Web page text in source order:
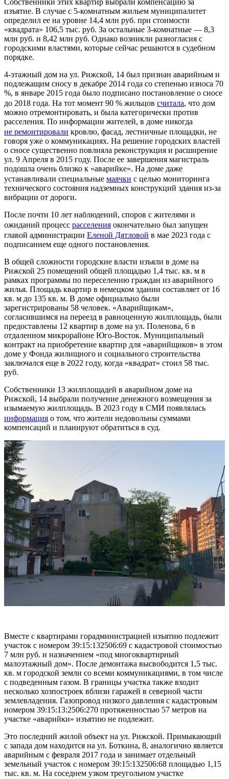
изъятие. В случае с 5-комнатным жильем муниципалитет
определил ее на уровне 14,4 млн руб. при стоимости
«квадрата» 106,5 тыс. руб. За остальные 3-комнатные — 8,3
млн руб. и 8,42 млн руб. Однако возникли разногласия с
городскими властями, которые сейчас решаются в судебном
порядке.
4-этажный дом на ул. Рижской, 14 был признан аварийным и
подлежащим сносу в декабре 2014 года со степенью износа 70
%, в январе 2015 года было подписано постановление о сносе
до 2018 года. На тот момент 90 % жильцов считала, что дом
можно отремонтировать, и была категорически против
расселения. По информации жителей, в доме никогда
не ремонтировали кровлю, фасад, лестничные площадки, не
говоря уже о коммуникациях. На решение городских властей
о сносе существенно повлияла реконструкция и расширение
ул. 9 Апреля в 2015 году. После ее завершения магистраль
подошла очень близко к «аварийке». На доме даже
устанавливали специальные маячки с целью мониторинга
технического состояния надземных конструкций здания из-за
вибрации от дороги.
После почти 10 лет наблюдений, споров с жителями и
ожиданий процесс расселения окончательно был запущен
главой администрации Еленой Дятловой в мае 2023 года с
подписанием еще одного постановления.
В общей сложности городские власти изъяли в доме на
Рижской 25 помещений общей площадью 1,4 тыс. кв. м в
рамках программы по переселению граждан из аварийного
жилья. Площадь квартир в немецком здании составляет от 16
кв. м до 135 кв. м. В доме официально были
зарегистрированы 58 человек. «Аварийщикам»,
согласившимся на переезд в равноценную жилплощадь, были
предоставлены 12 квартир в доме на ул. Поленова, 6 в
отдаленном микрорайоне Юго-Восток. Муниципальный
контракт на приобретение квартир для «аварийщиков» в этом
доме у Фонда жилищного и социального строительства
заключался еще в 2022 году, когда «квадрат» стоил 58 тыс.
руб.
Собственники 13 жилплощадей в аварийном доме на
Рижской, 14 выбрали получение денежного возмещения за
изымаемую жилплощадь. В 2023 году в СМИ появлялась
информация о том, что жители недовольны суммами
компенсаций и планируют обратиться в суд.
Вместе с квартирами горадминистрацией изъятию подлежит
участок с номером 39:15:132506:69 с кадастровой стоимостью
7 млн руб. и назначением «под многоквартирный
малоэтажный дом». После демонтажа высвободится 1,5 тыс.
кв. м городской земли со всеми коммуникациями, в том числе
с подведенным газом. В границы участка также входит
несколько хозпостроек вблизи гаражей в северной части
землевладения. Газопровод низкого давления с кадастровым
номером 39:15:13:2506:270 протяженностью 57 метров на
участке «аварийки» изъятию не подлежит.
Это последний жилой объект на ул. Рижской. Примыкающий
с запада дом находится на ул. Боткина, 8, аналогично является
аварийным с февраля 2017 года и занимает отдельный
земельный участок с номером 39:15:132506:68 площадью 1,15
тыс. кв. м. На соседнем узком треугольном участке